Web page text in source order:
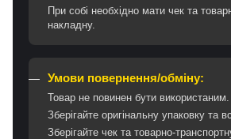
При собі необхідно мати чек та
накладну.
Умови повернення/обміну:
Товар не повинен бути використаним.
Зберігайте оригінальну упаковку та
Зберігайте чек та товарно-